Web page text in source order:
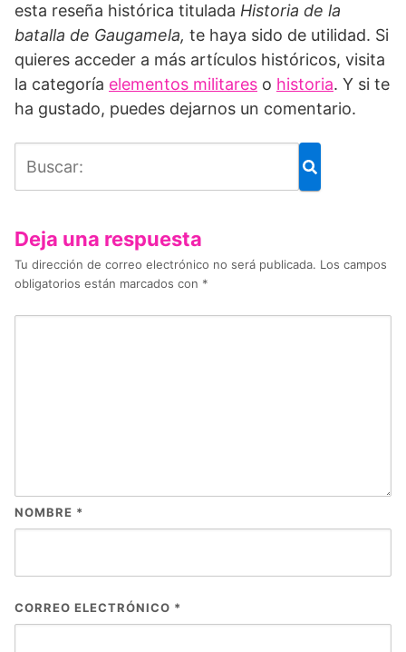
esta reseña histórica titulada Historia de la
batalla de Gaugamela, te haya sido de utilidad. Si
quieres acceder a más artículos históricos, visita
la categoría elementos militares o historia. Y si te
ha gustado, puedes dejarnos un comentario.
Deja una respuesta
Tu dirección de correo electrónico no será publicada. Los campos
obligatorios están marcados con *
NOMBRE *
CORREO ELECTRÓNICO *